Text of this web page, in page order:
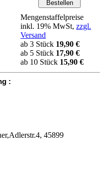
Mengenstaffelpreise
inkl. 19% MwSt, zzgl.
Versand
ab 3 Stück 19,90 €
ab 5 Stück 17,90 €
ab 10 Stück 15,90 €
:
45899